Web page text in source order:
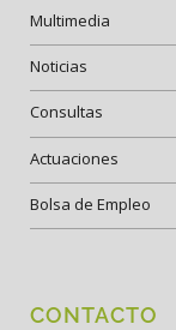
Multimedia
Noticias
Consultas
Actuaciones
Bolsa de Empleo
CONTACTO